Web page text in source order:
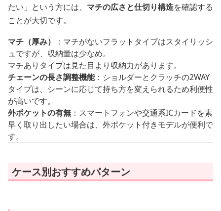
たい」という方には、 マチの広さと仕切り構造を確認する
ことが大切です。
マチ（厚み）
：マチがないフラットタイプはスタイリッシ
ュですが、収納量は少なめ。
マチありタイプは見た目より収納力があります。
チェーンの長さ調整機能：ショルダーとクラッチの2WAY
タイプは、シーンに応じて持ち方を変えられるため利便性
が高いです。
外ポケットの有無 ：スマートフォンや交通系ICカードを素
早く取り出したい場合は、外ポケット付きモデルが便利で
す。
ケース別おすすめパターン